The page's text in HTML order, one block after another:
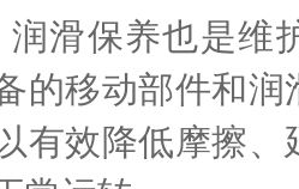
保养也是维
的移动部件和
有效降低摩擦